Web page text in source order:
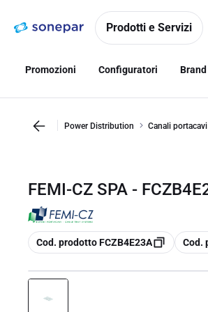
navigazionealla
Prodotti e Servizi
Promozioni Configuratori
Power Distribution Canali portacavi
FEMI-CZ SPA -
copia
Cod. prodotto FCZB4E23A copia
Cod.